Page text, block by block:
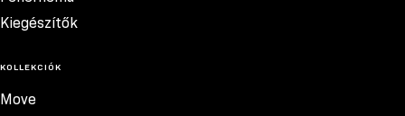
Kiegészítők
KOLLEKCIÓK
Move